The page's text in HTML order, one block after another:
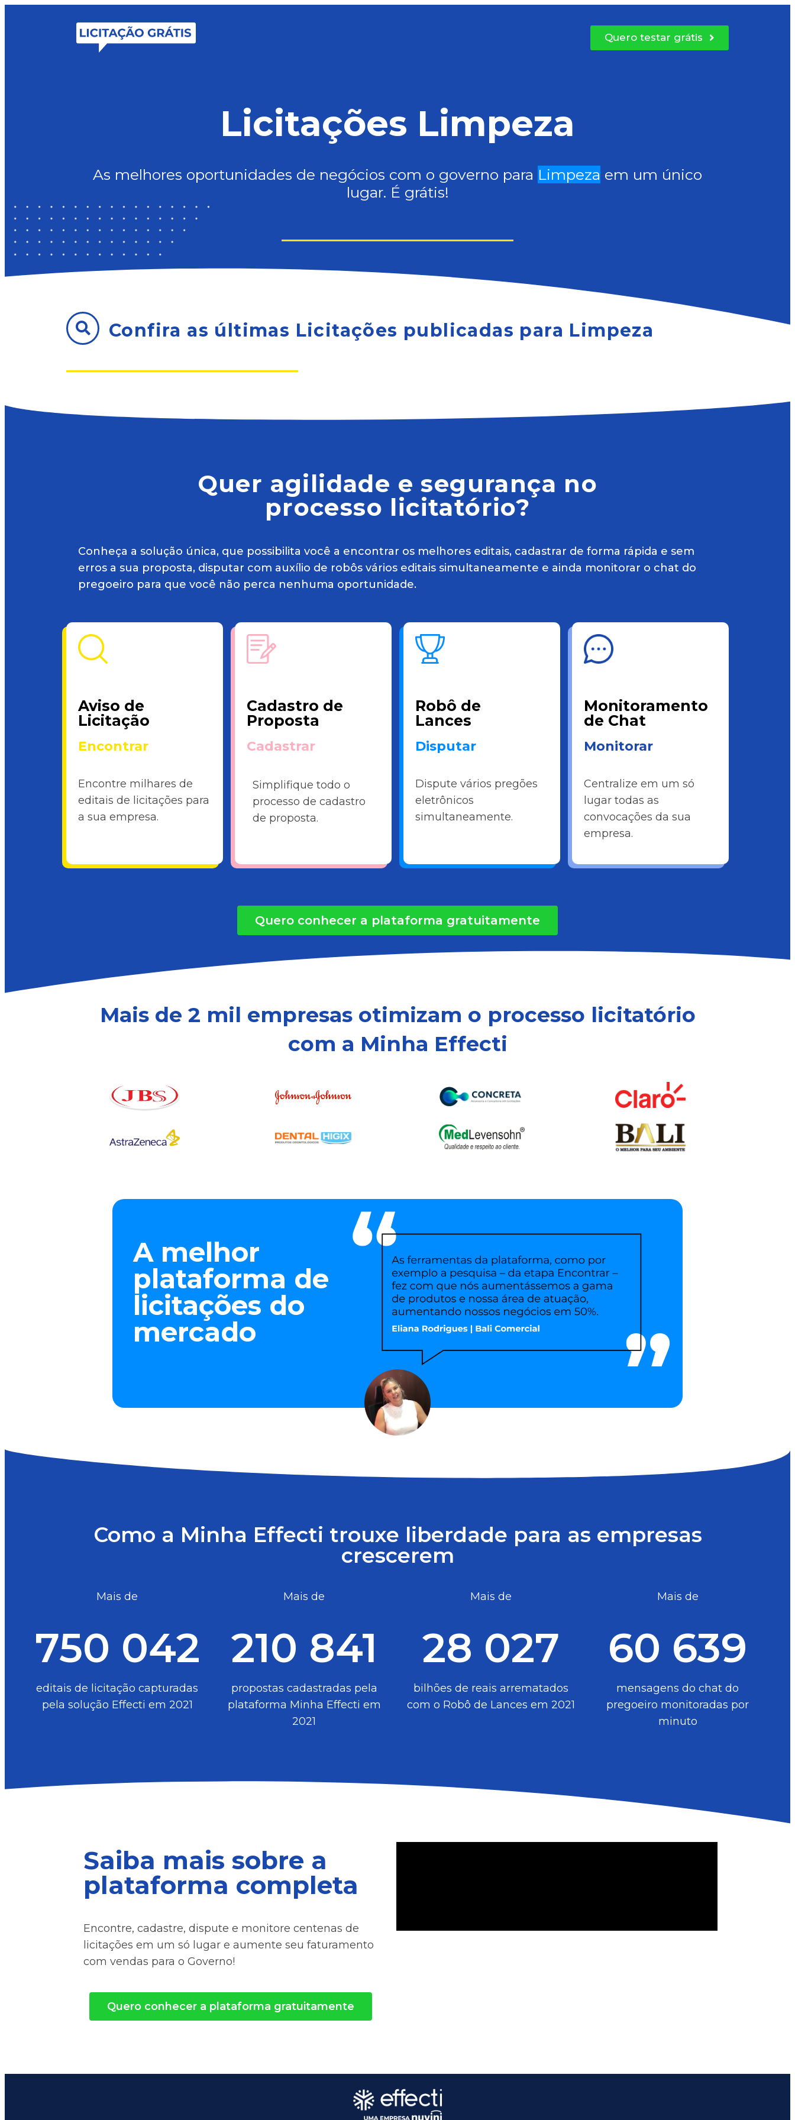
Quero testar grátis
Licitações Limpeza
As melhores oportunidades de negócios com o governo para Limpeza em um único
lugar. É grátis!
Confira as últimas Licitações publicadas para Limpeza
Quer agilidade e segurança no
processo licitatório?
Conheça a solução única, que possibilita você a encontrar os melhores editais, cadastrar de forma rápida e sem
erros a sua proposta, disputar com auxílio de robôs vários editais simultaneamente e ainda monitorar o chat do
pregoeiro para que você não perca nenhuma oportunidade.
Aviso de
Licitação
Encontrar
Encontre milhares de
editais de licitações para
a sua empresa.
Cadastro de
Proposta
Cadastrar
Simplifique todo o
processo de cadastro
de proposta.
Robô de
Lances
Disputar
Dispute vários pregões
eletrônicos
simultaneamente.
Monitoramento
de Chat
Monitorar
Centralize em um só
lugar todas as
convocações da sua
empresa.
Quero conhecer a plataforma gratuitamente
Mais de 2 mil empresas otimizam o processo licitatório
com a Minha Effecti
A melhor
plataforma de
licitações do
mercado
Como a Minha Effecti trouxe liberdade para as empresas
crescerem
Mais de
750 042
editais de licitação capturadas
pela solução Effecti em 2021
Mais de
210 841
propostas cadastradas pela
plataforma Minha Effecti em
2021
Mais de
28 027
bilhões de reais arrematados
com o Robô de Lances em 2021
Mais de
60 639
mensagens do chat do
pregoeiro monitoradas por
minuto
Saiba mais sobre a
plataforma completa
Encontre, cadastre, dispute e monitore centenas de
licitações em um só lugar e aumente seu faturamento
com vendas para o Governo!
Quero conhecer a plataforma gratuitamente